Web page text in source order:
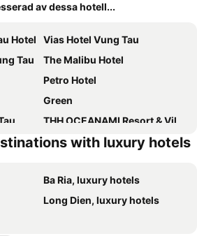
av dessa hotell...
Hotel
Vias Hotel Vung Tau
Tau
The Malibu Hotel
Petro Hotel
Green
THH OCEANAMI Resort & Villa Vung Tau
with luxury hotels
Ba Ria, luxury hotels
Long Dien, luxury hotels